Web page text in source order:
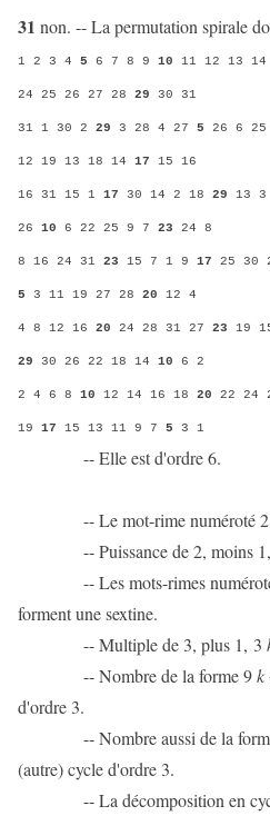
31 non. -- La permutation spirale
1 2 3 4 5 6 7 8 9 10 11 12 13
24 25 26 27 28 29 30 31
31 1 30 2 29 3 28 4 27 5 26 6
12 19 13 18 14 17 15 16
16 31 15 1 17 30 14 2 18 29 13
26 10 6 22 25 9 7 23 24 8
8 16 24 31 23 15 7 1 9 17 25 30
5 3 11 19 27 28 20 12 4
4 8 12 16 20 24 28 31 27 23 19
29 30 26 22 18 14 10 6 2
2 4 6 8 10 12 14 16 18 20 22 24
19 17 15 13 11 9 7 5 3 1
-- Elle est d'ordre 6.
-- Le mot-rime numéroté 21
-- Puissance de 2, moins
-- Les mots-rimes numérotés
forment une sextine.
-- Multiple de 3, plus 1, 3
-- Nombre de la forme 9k
d'ordre 3.
-- Nombre aussi de la
(autre) cycle d'ordre 3.
-- La décomposition en